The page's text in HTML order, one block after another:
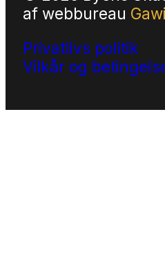
af webbureau
Privatlivs politik
Vilkår og